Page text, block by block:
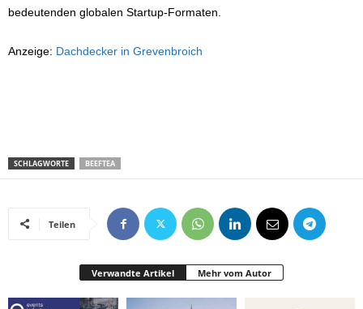
bedeutenden globalen Startup-Formaten.
Anzeige: Dachdecker in Grevenbroich
SCHLAGWORTE BEEFTEA
Teilen
Verwandte Artikel Mehr vom Autor